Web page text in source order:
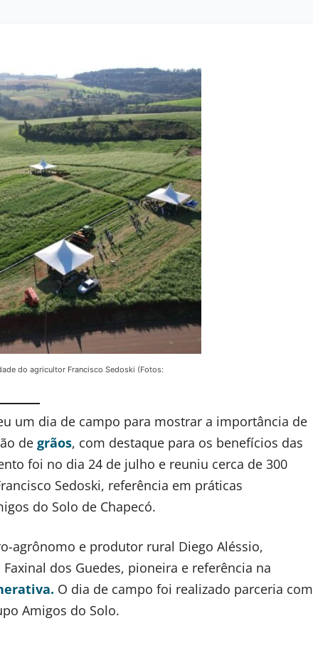
do agricultor Francisco Sedoski (Fotos:
um dia de campo para mostrar a importância de
de grãos, com destaque para os benefícios das
foi no dia 24 de julho e reuniu cerca de 300
Sedoski, referência em práticas
do Solo de Chapecó.
agrônomo e produtor rural Diego Aléssio,
dos Guedes, pioneira e referência na
O dia de campo foi realizado parceria com
Amigos do Solo.